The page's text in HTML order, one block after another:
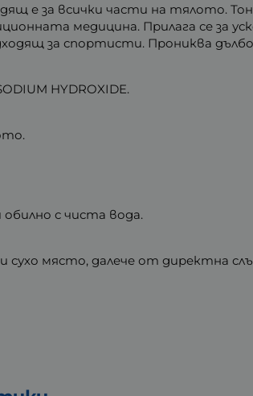
е за всички части на тялото.
медицина. Прилага се за
за спортисти. Прониква
HYDROXIDE.
с чиста вода.
място, далече от директна